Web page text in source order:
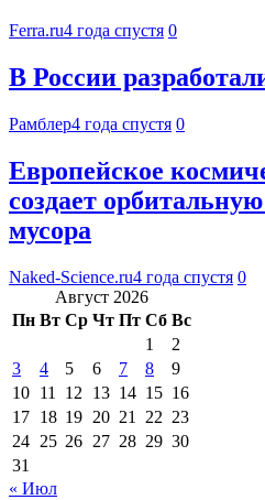
Ferra.ru4 года спустя 0
В России
Рамблер4 года спустя 0
Европейское
создает
мусора
Naked-Science.ru4 года спустя 0
Август 2026
Пн Вт Ср Чт Пт Сб Вс
1
2
3
4 5 6 7 8
9
10 11 12 13 14 15 16
17 18 19 20 21 22 23
24 25 26 27 28 29 30
31
« Июл